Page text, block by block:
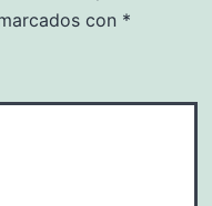
con *